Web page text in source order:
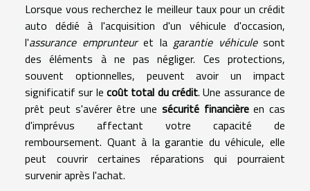
Lorsque vous recherchez le meilleur taux pour un crédit
auto dédié à l'acquisition d'un véhicule d'occasion,
l'assurance emprunteuret la garantie véhiculesont
des éléments à ne pas négliger. Ces protections,
souvent optionnelles, peuvent avoir un impact
significatif sur le coût total du crédit. Une assurance de
prêt peut s'avérer être une sécurité financièreen cas
d'imprévus affectant votre capacité de
remboursement. Quant à la garantie du véhicule, elle
peut couvrir certaines réparations qui pourraient
survenir après l'achat.